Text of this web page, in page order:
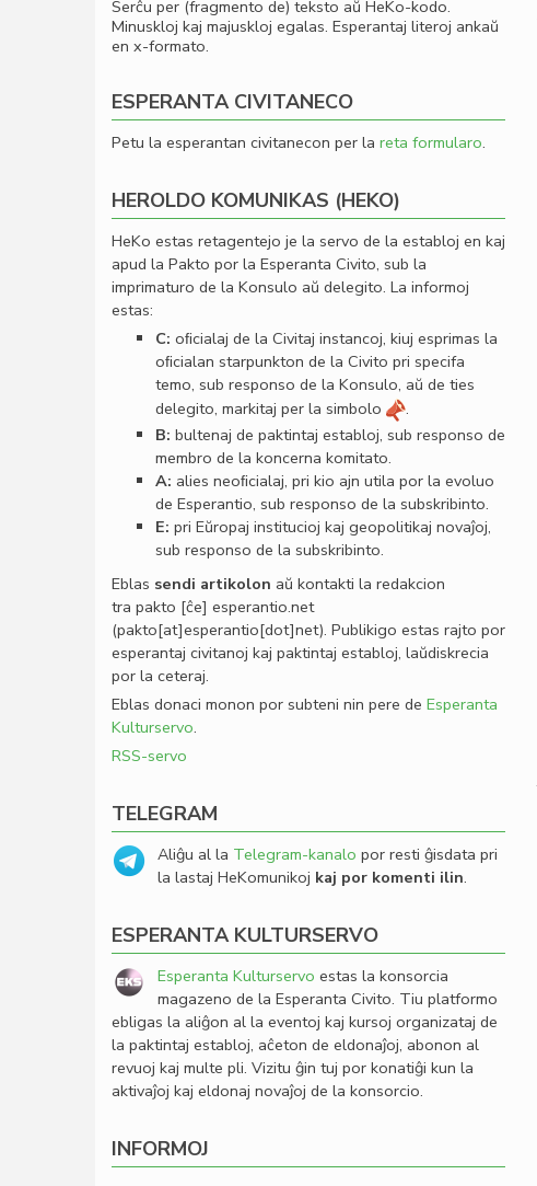
Serĉu per (fragmento de) teksto aŭ HeKo-kodo.
Minuskloj kaj majuskloj egalas. Esperantaj literoj ankaŭ
en x-formato.
ESPERANTA CIVITANECO
Petu la esperantan civitanecon per la reta formularo.
HEROLDO KOMUNIKAS (HEKO)
HeKo estas retagentejo je la servo de la establoj en kaj
apud la Pakto por la Esperanta Civito, sub la
imprimaturo de la Konsulo aŭ delegito. La informoj
estas:
C: oﬁcialaj de la Civitaj instancoj, kiuj esprimas la
oﬁcialan starpunkton de la Civito pri specifa
temo, sub responso de la Konsulo, aŭ de ties
delegito, markitaj per la simbolo
.
B: bultenaj de paktintaj establoj, sub responso de
membro de la koncerna komitato.
A: alies neoﬁcialaj, pri kio ajn utila por la evoluo
de Esperantio, sub responso de la subskribinto.
E: pri Eŭropaj institucioj kaj geopolitikaj novaĵoj,
sub responso de la subskribinto.
Eblas sendi artikolon aŭ kontakti la redakcion
tra pakto [ĉe] esperantio.net
(pakto[at]esperantio[dot]net). Publikigo estas rajto por
esperantaj civitanoj kaj paktintaj establoj, laŭdiskrecia
por la ceteraj.
Eblas donaci monon por subteni nin pere de Esperanta
Kulturservo.
RSS-servo
TELEGRAM
Aliĝu al la Telegram-kanalo por resti ĝisdata pri
la lastaj HeKomunikoj kaj por komenti ilin.
ESPERANTA KULTURSERVO
Esperanta Kulturservo estas la konsorcia
magazeno de la Esperanta Civito. Tiu platformo
ebligas la aliĝon al la eventoj kaj kursoj organizataj de
la paktintaj establoj, aĉeton de eldonaĵoj, abonon al
revuoj kaj multe pli. Vizitu ĝin tuj por konatiĝi kun la
aktivaĵoj kaj eldonaj novaĵoj de la konsorcio.
INFORMOJ